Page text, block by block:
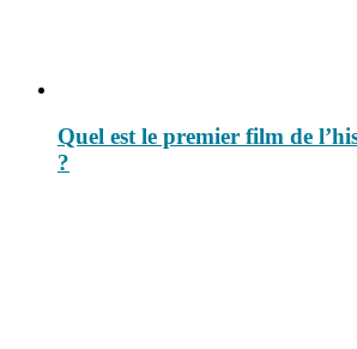
Quel est le premier film de
?